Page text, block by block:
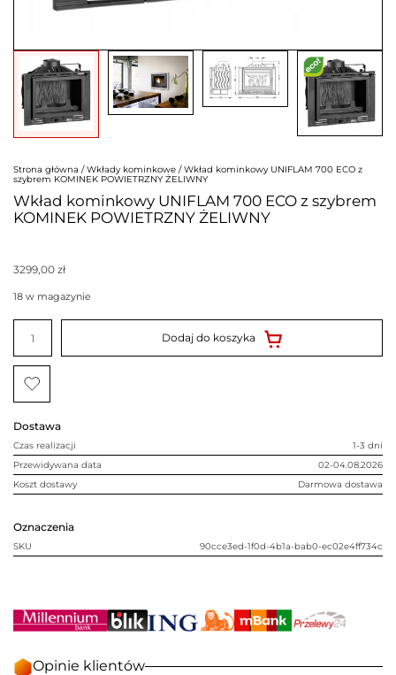
Strona główna /Wkłady kominkowe / Wkład kominkowy UNIFLAM 700 ECO z
szybrem KOMINEK POWIETRZNY ŻELIWNY
Wkład kominkowy UNIFLAM 700 ECO z szybrem
KOMINEK POWIETRZNY ŻELIWNY
Dostawa
Czas realizacji
1-3 dni
Przewidywana data
02-04.08.2026
Koszt dostawy
Darmowa dostawa
Oznaczenia
SKU 90cce3ed-1f0d-4b1a-bab0-ec02e4ff734c
3299,00 zł
18 w magazynie
ilość
Wkład
UNIFLAM
700
ECO
szybrem
POWIETRZNY
ŻELIWNY
Dodaj do koszyka
Opinie klientów